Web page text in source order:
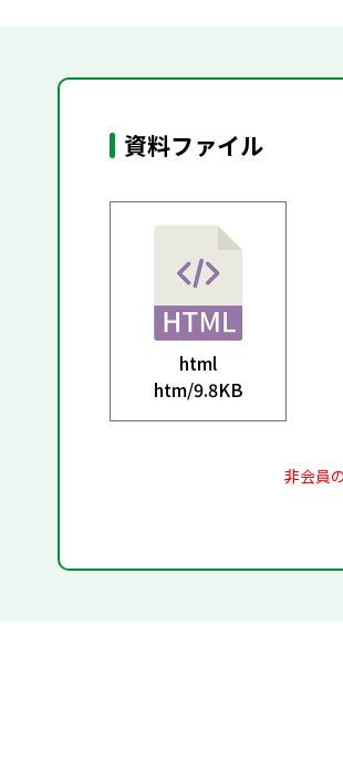
資料ファイル
html
htm/9.8KB
非会員